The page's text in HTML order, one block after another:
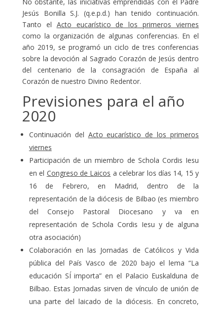
Jesús Bonilla S.J. (q.e.p.d.) han tenido continuación.
Tanto el Acto eucarístico de los primeros viernes
como la organización de algunas conferencias. En el
año 2019, se programó un ciclo de tres conferencias
sobre la devoción al Sagrado Corazón de Jesús dentro
del centenario de la consagración de España al
Corazón de nuestro Divino Redentor.
Previsiones para el año
2020
Continuación del Acto eucarístico de los primeros
viernes
Participación de un miembro de Schola Cordis Iesu
en el Congreso de Laicos a celebrar los días 14, 15 y
16 de Febrero, en Madrid, dentro de la
representación de la diócesis de Bilbao (es miembro
del Consejo Pastoral Diocesano y va en
representación de Schola Cordis Iesu y de alguna
otra asociación)
Colaboración en las Jornadas de Católicos y Vida
pública del País Vasco de 2020 bajo el lema “La
educación SÍ importa” en el Palacio Euskalduna de
Bilbao. Estas Jornadas sirven de vínculo de unión de
una parte del laicado de la diócesis. En concreto,